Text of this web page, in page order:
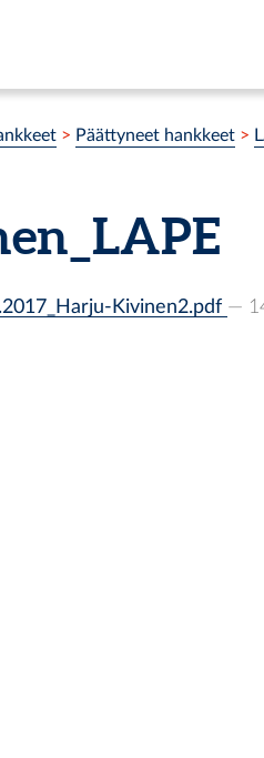
> Päättyneet hankkeet >
Kivinen2.pdf —